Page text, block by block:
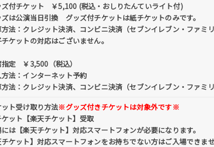
付チケット ￥5,100 (税込・おしりたんていライト付)
は公演当日引換 グッズ付チケットは紙チケットのみです。
法：クレジット決済、コンビニ決済（セブンイレブン・ファミリ
ケットの対応はございません。
定 ￥3,500（税込）
法：インターネット予約
法：クレジット決済、コンビニ決済（セブンイレブン・ファミ
ト受け取り方法※グッズ付きチケットは対象外です※
ット【楽天チケット】受取
は【楽天チケット】対応スマートフォンが必要になります。
チケット】対応スマートフォンをお持ちでない方はご入場できま